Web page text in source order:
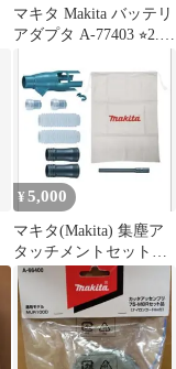
マキタ Makita バッテリ
アダプタ A-77403 ⭐︎2.3
¥ 5,000
マキタ(Makita) 集塵ア
タッチメントセット品
196860-7